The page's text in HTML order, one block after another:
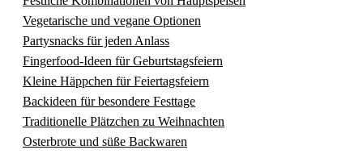
Vegetarische und vegane Optionen
Partysnacks für jeden Anlass
Fingerfood-Ideen für Geburtstagsfeiern
Kleine Häppchen für Feiertagsfeiern
Backideen für besondere Festtage
Traditionelle Plätzchen zu Weihnachten
Osterbrote und süße Backwaren